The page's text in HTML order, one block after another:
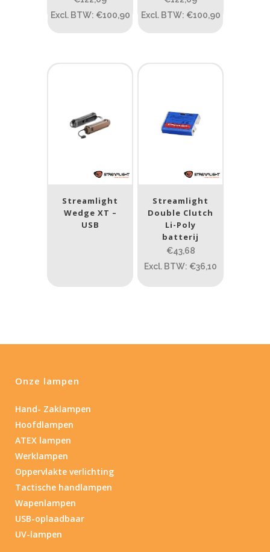
Product IP-X waarden
Nee(7)
Excl. BTW: €100,90
Excl. BTW: €100,90
Streamlight
Wedge XT –
USB
Streamlight
Double Clutch
Li-Poly
batterij
€43,68
Excl. BTW: €36,10
Onze lampen
Hand- Zaklampen
Hoofdlampen
ATEX lampen
Werklampen
Oppervlakte verlichting
Tactische handlampen
Wapenlampen
USB-oplaadbaar
UV-lampen